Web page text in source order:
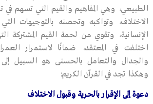
الطبيعي، وهي المفاهيم والقيم التي تسهم في
الاختلاف، وتواكبه وتحصنه بالتوجيهات
الإنسانية، وتقوي من لحمة القيم المشتركة
اختلفت في المعتقد، ضمانًا لاستمرار
والجدال والتعامل بالحسنى هو السبيل
وهكذا تجد في القرآن الكريم:
دعوة إلى الإقرار بالحرية وقبول الاختلاف